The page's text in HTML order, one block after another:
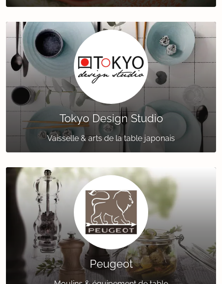
Tokyo Design Studio
Vaisselle & arts de la table japonais
Peugeot